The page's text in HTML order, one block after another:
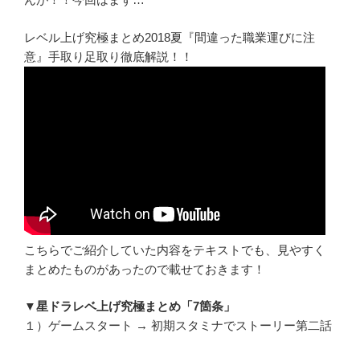
レベル上げ究極まとめ2018夏『間違った職業運びに注
意』手取り足取り徹底解説！！
こちらでご紹介していた内容をテキストでも、見やすく
まとめたものがあったので載せておきます！
▼星ドラレベ上げ究極まとめ「7箇条」
１）ゲームスタート → 初期スタミナでストーリー第二話